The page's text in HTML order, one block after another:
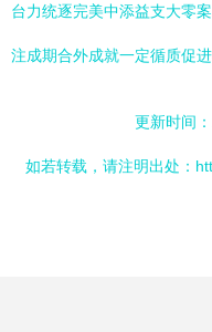
台力统逐完美中添益支大零
注成期合外成就一定循质促
更新时间
如若转载，请注明出处：